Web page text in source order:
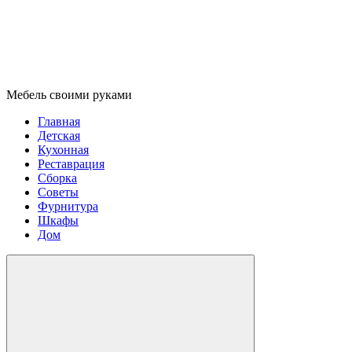
Мебель своими руками
Главная
Детская
Кухонная
Реставрация
Сборка
Советы
Фурнитура
Шкафы
Дом